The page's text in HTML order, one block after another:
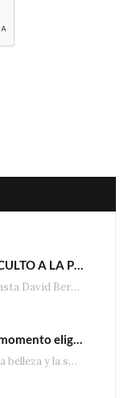
A&E ESTRENA “CULTO A LA PERSONALIDAD”,LA SERIE SOBRE LOS LÍDERES DE SECTA MÁS SINIESTROS DE LA HISTORIA
Desde Jim Jones hasta David Berg, la producción recorre en seis episodios cómo el carisma,…
Las estrellas del momento eligen Valentino
Una semana más, la belleza y la sofisticación de Valentino vuelven a tomar el escenario internacional. Desde…